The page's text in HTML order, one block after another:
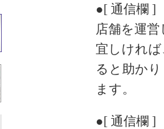
●[ 通信欄 ]
店舗を運
宜しけれ
ると助かり
ます。
●[ 通信欄 ]